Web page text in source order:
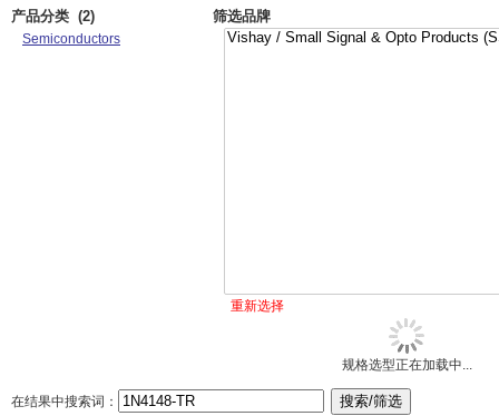
产品分类 (2)
Semiconductors
筛选品牌
重新选择
规格选型正在加载中...
在结果中搜索词：